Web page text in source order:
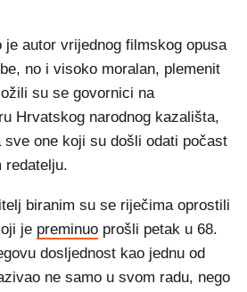
je autor vrijednog filmskog opusa
no i visoko moralan, plemenit
su se govornici na
Hrvatskog narodnog kazališta,
one koji su došli odati počast
redatelju.
biranim su se riječima oprostili
je preminuo prošli petak u 68.
dosljednost kao jednu od
ne samo u svom radu, nego